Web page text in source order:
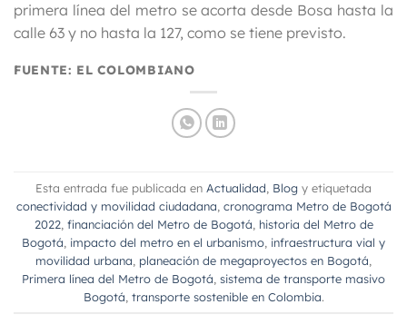
primera línea del metro se acorta desde Bosa hasta la
calle 63 y no hasta la 127, como se tiene previsto.
FUENTE: EL COLOMBIANO
Esta entrada fue publicada en Actualidad Blog y etiquetada
conectividad y movilidad ciudadana cronograma Metro de Bogotá
2022, financiación del Metro de Bogotá historia del Metro de
Bogotá impacto del metro en el urbanismo infraestructura vial y
movilidad urbana planeación de megaproyectos en Bogotá
Primera línea del Metro de Bogotá sistema de transporte masivo
Bogotá transporte sostenible en Colombia.